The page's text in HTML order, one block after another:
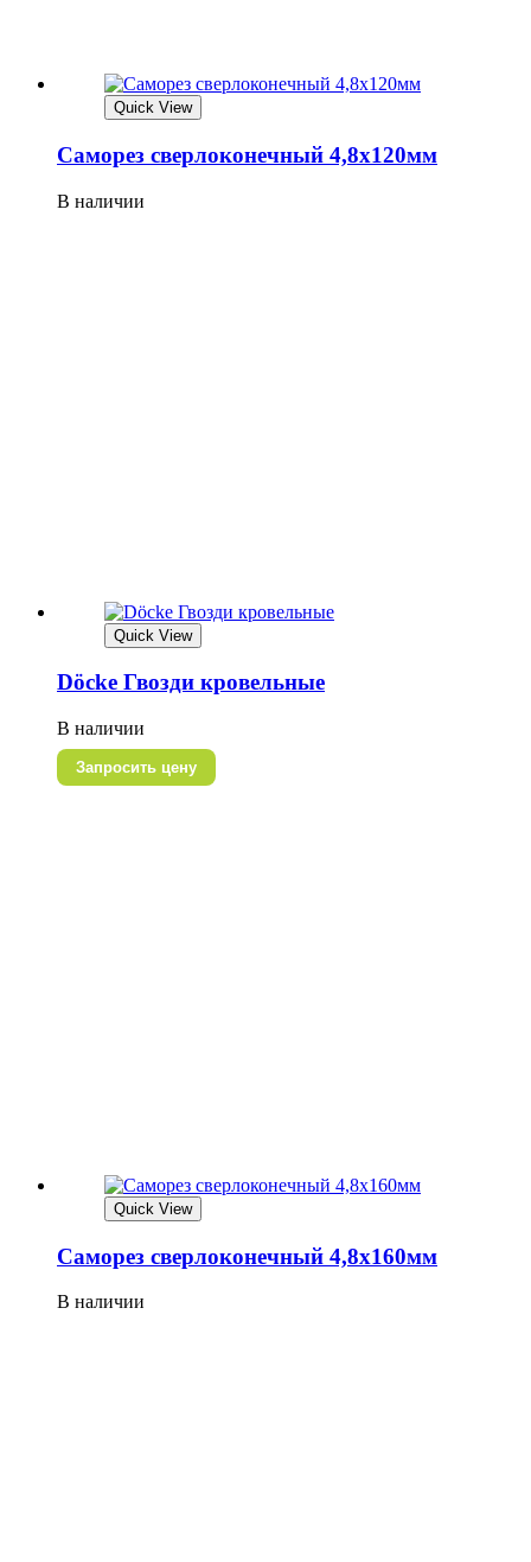
Quick View
Саморез сверлоконечный 4,8х120мм
В наличии
Quick View
Döcke Гвозди кровельные
В наличии
Запросить цену
Quick View
Саморез сверлоконечный 4,8х160мм
В наличии